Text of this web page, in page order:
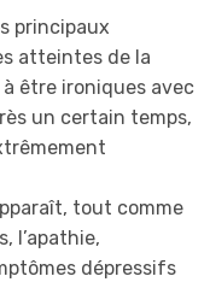
principaux
atteintes de la
être ironiques avec
un certain temps,
tout comme
l’apathie,
dépressifs